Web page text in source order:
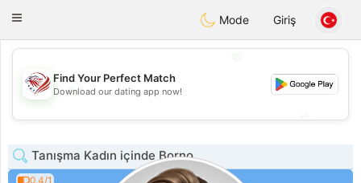
Dating
Toggle
Mode Giriş
💖
💕
Find Your Perfect Match
Download our dating app now!
Tanışma Kadın içinde Borno
0.4/1